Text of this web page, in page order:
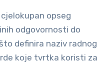
opseg
odgovornosti do
definira naziv radnog
koje tvrtka koristi za